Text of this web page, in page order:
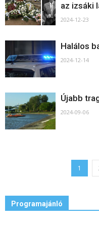
az izsáki
2024-12-23
Halálos
2024-12-14
Újabb
2024-09-06
1
Programajánló